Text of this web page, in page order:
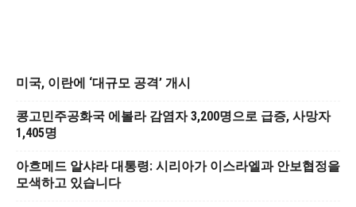
미국, 이란에 ‘대규모 공격’ 개시
콩고민주공화국 에볼라 감염자 3,200명으로 급증, 사망자
1,405명
아흐메드 알샤라 대통령: 시리아가 이스라엘과 안보협정을
모색하고 있습니다